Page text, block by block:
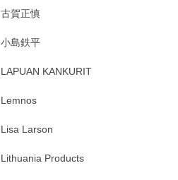
古賀正慎
小島鉄平
LAPUAN KANKURIT
Lemnos
Lisa Larson
Lithuania Products